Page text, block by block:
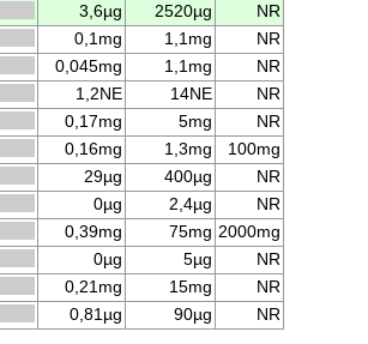
3,6µg 2520µg
NR
0,1mg 1,1mg
NR
0,045mg 1,1mg
NR
1,2NE 14NE
NR
0,17mg 5mg
NR
0,16mg 1,3mg
100mg
29µg 400µg
NR
0µg 2,4µg
NR
0,39mg 75mg 2000mg
0µg 5µg
NR
0,21mg 15mg
NR
0,81µg 90µg NR